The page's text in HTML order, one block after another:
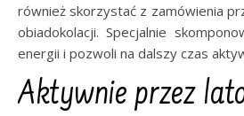
również skorzystać z zamówienia
obiadokolacji. Specjalnie
energii i pozwoli na dalszy czas
Aktywnie przez